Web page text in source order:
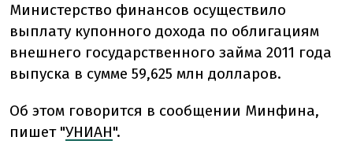
Министерство финансов осуществило
выплату купонного дохода по облигациям
внешнего государственного займа 2011 года
выпуска в сумме 59,625 млн долларов.
Об этом говорится в сообщении Минфина,
пишет "УНИАН".